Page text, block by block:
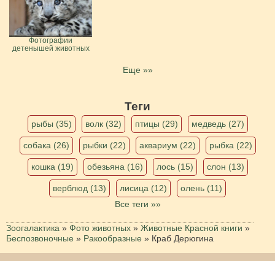
Фотографии
детенышей животных
Еще »»
Теги
рыбы (35) волк (32) птицы (29) медведь (27)
собака (26) рыбки (22) аквариум (22) рыбка (22)
кошка (19) обезьяна (16) лось (15) слон (13)
верблюд (13) лисица (12)
олень (11)
Все теги »»
Зоогалактика » Фото животных » Животные Красной книги »
Беспозвоночные » Ракообразные » Краб Дерюгина